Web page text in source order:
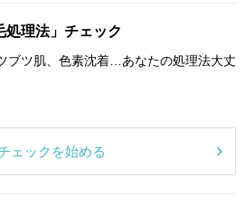
処理法」チェック
ブツ肌、色素沈着…あなたの処理法大丈
ェックを始める